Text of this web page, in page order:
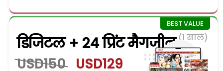
डिजिटल + 24 प्रिंट मैगजीन (1 साल)
USD150 USD129